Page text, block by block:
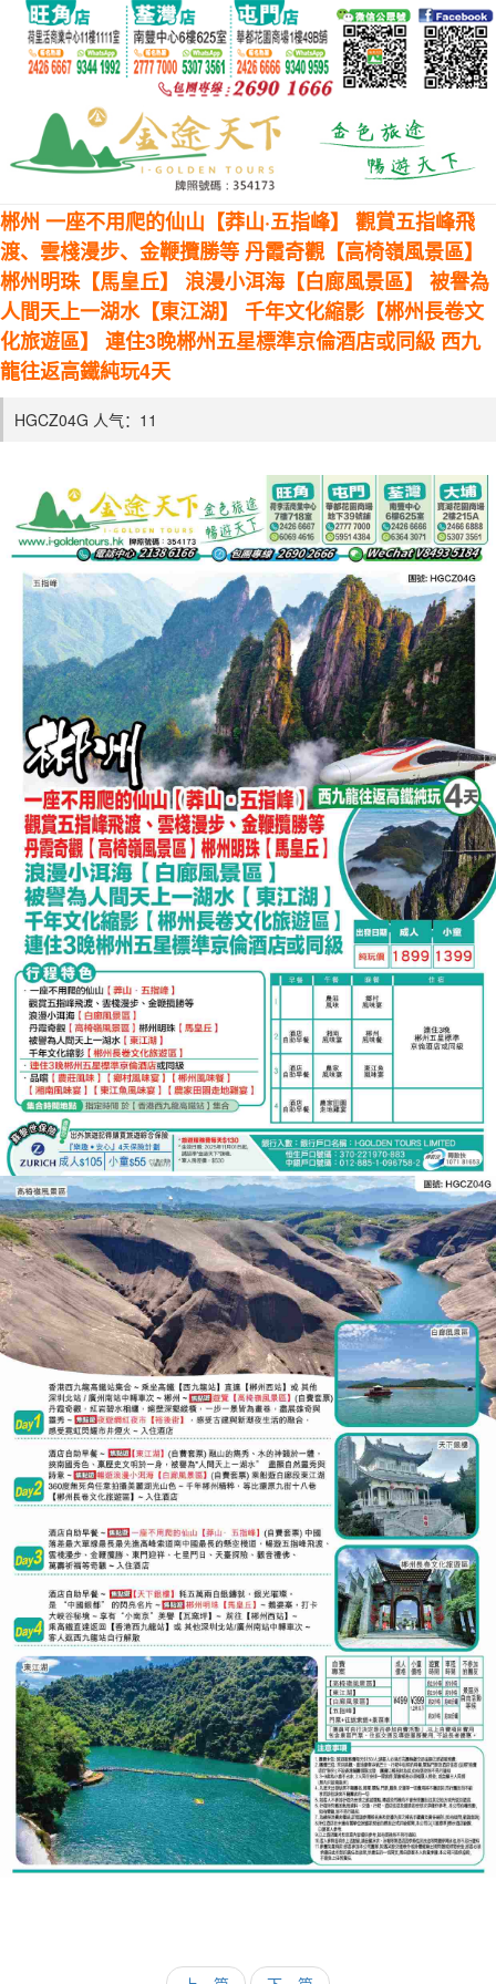
郴州 一座不用爬的仙山【莽山·五指峰】 觀賞五指峰飛
渡、雲棧漫步、金鞭攬勝等 丹霞奇觀【高椅嶺風景區】
郴州明珠【馬皇丘】 浪漫小洱海【白廊風景區】 被譽為
人間天上一湖水【東江湖】 千年文化縮影【郴州長卷文
化旅遊區】 連住3晚郴州五星標準京倫酒店或同級 西九
龍往返高鐵純玩4天
HGCZ04G 人气： 11